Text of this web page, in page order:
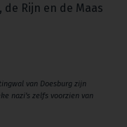
de Rijn en de Maas
van Doesburg zijn
nazi’s zelfs voorzien van